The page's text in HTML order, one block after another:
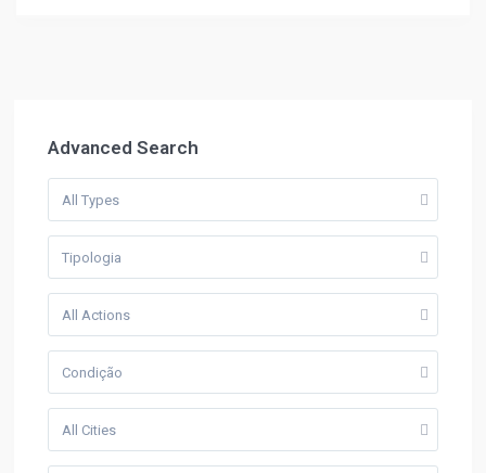
Advanced Search
All Types
Tipologia
All Actions
Condição
All Cities